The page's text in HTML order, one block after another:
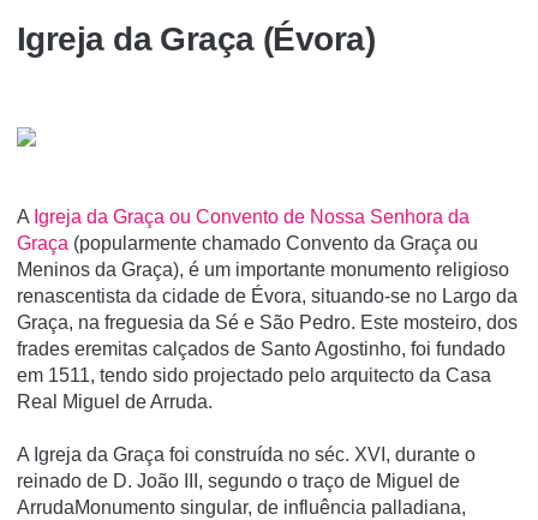
Igreja da Graça (Évora)
A Igreja da Graça ou Convento de Nossa Senhora da
Graça (popularmente chamado Convento da Graça ou
Meninos da Graça), é um importante monumento religioso
renascentista da cidade de Évora, situando-se no Largo da
Graça, na freguesia da Sé e São Pedro. Este mosteiro, dos
frades eremitas calçados de Santo Agostinho, foi fundado
em 1511, tendo sido projectado pelo arquitecto da Casa
Real Miguel de Arruda.
A Igreja da Graça foi construída no séc. XVI, durante o
reinado de D. João III, segundo o traço de Miguel de
ArrudaMonumento singular, de influência palladiana,